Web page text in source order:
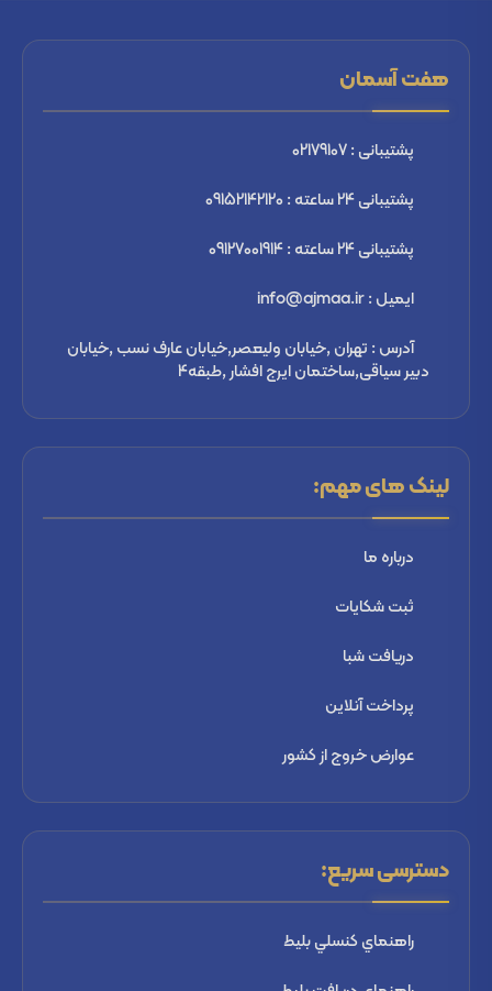
هفت آسمان
پشتیبانی : 02179107
پشتیبانی 24 ساعته : 09152142120
پشتیبانی 24 ساعته : 09127001914
ایمیل : info@ajmaa.ir
آدرس : تهران ,خیابان ولیعصر,خیابان عارف نسب ,خیابان
دبیر سیاقی,ساختمان ایرج افشار ,طبقه4
لینک های مهم:
درباره ما
ثبت شكايات
دریافت شبا
پرداخت آنلاین
عوارض خروج از کشور
دسترسی سریع:
راهنماي كنسلي بليط